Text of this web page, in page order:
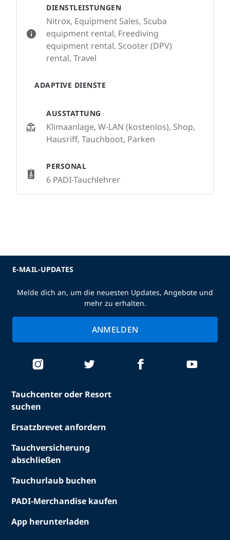
DIENSTLEISTUNGEN
Nitrox, Equipment Sales, Scuba
equipment rental, Freediving
equipment rental, Scooter (DPV)
rental, Travel
ADAPTIVE DIENSTE
AUSSTATTUNG
Klimaanlage, W-LAN (kostenlos), Shop,
Hausriff, Tauchboot, Parken
PERSONAL
6 PADI-Tauchlehrer
Tauchcenter oder Resort
suchen
Ersatzbrevet anfordern
Tauchversicherung
abschließen
Tauchurlaub buchen
PADI-Merchandise kaufen
App herunterladen
E-MAIL-UPDATES
Melde dich an, um die neuesten Updates, Angebote und
mehr zu erhalten.
ANMELDEN